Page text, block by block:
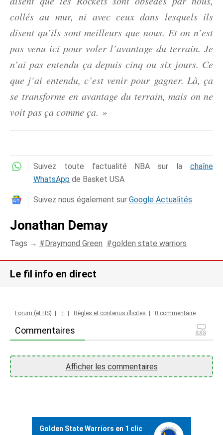
collés au mur, ni avec ceux dans lesquels ils
disent qu’ils sont meilleurs que nous. Et on n’est
pas venu ici pour voler l’avantage du terrain. Je
n’ai pas entendu ça depuis cinq ou six jours. Ce
que j’ai entendu, c’est venir pour gagner. Là, ça
se transforme en avantage du terrain, mais on ne
voit pas ça comme ça. »
Suivez toute l'actualité NBA sur la chaîne
WhatsApp de Basket USA
Suivez nous également sur Google Actualités
Jonathan Demay
Tags → Draymond Green golden state warriors
Le fil info en direct
Commentaires
Forum (et HS) | + | Règles et contenus illicites | 0 commentaire
Afficher les commentaires
Golden State Warriors en 1 clic